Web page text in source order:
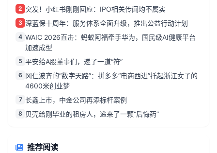
2 突发！小红书刚刚回应：IPO相关传闻均不属实
3 深蓝保十周年：服务体系全面升级，推出公益行动计划
4 WAIC 2026直击：蚂蚁阿福牵手华为，国民级AI健康平台
加速成型
5 平安给A股董事们，递了一道“符”
6 冈仁波齐的“数字天路”：拼多多“电商西进”托起浙江女子的
4600米创业梦
7 长鑫上市，中金公司再添标杆案例
8 贝壳给刚毕业的租房人，递来了一颗“后悔药”
推荐阅读